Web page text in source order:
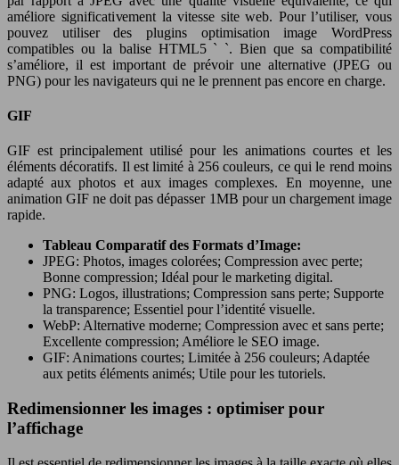
améliore significativement la vitesse site web. Pour l’utiliser, vous
pouvez utiliser des plugins optimisation image WordPress
compatibles ou la balise HTML5 ` `. Bien que sa compatibilité
s’améliore, il est important de prévoir une alternative (JPEG ou
PNG) pour les navigateurs qui ne le prennent pas encore en charge.
GIF
GIF est principalement utilisé pour les animations courtes et les
éléments décoratifs. Il est limité à 256 couleurs, ce qui le rend moins
adapté aux photos et aux images complexes. En moyenne, une
animation GIF ne doit pas dépasser 1MB pour un chargement image
rapide.
Tableau Comparatif des Formats d’Image:
JPEG: Photos, images colorées; Compression avec perte;
Bonne compression; Idéal pour le marketing digital.
PNG: Logos, illustrations; Compression sans perte; Supporte
la transparence; Essentiel pour l’identité visuelle.
WebP: Alternative moderne; Compression avec et sans perte;
Excellente compression; Améliore le SEO image.
GIF: Animations courtes; Limitée à 256 couleurs; Adaptée
aux petits éléments animés; Utile pour les tutoriels.
Redimensionner les images : optimiser pour
l’affichage